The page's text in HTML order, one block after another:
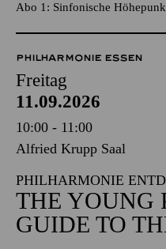
Abo 1: Sinfonische
PHILHARMONIE ESSEN
Freitag
11.09.2026
10:00 - 11:00
Alfried Krupp Saal
PHILHARMONIE
THE YOUNG
GUIDE TO